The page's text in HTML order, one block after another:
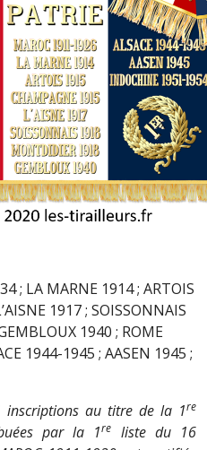
; LA MARNE 1914 ; ARTOIS
1917 ; SOISSONNAIS
1940 ; ROME
1944-1945 ; AASEN 1945 ;
inscriptions au titre de la 1re
par la 1re
liste du 16